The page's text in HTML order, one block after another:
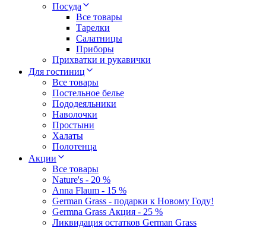
Посуда
Все товары
Тарелки
Салатницы
Приборы
Прихватки и рукавички
Для гостиниц
Все товары
Постельное белье
Пододеяльники
Наволочки
Простыни
Халаты
Полотенца
Акции
Все товары
Nature's - 20 %
Anna Flaum - 15 %
German Grass - подарки к Новому Году!
Germna Grass Акция - 25 %
Ликвидация остатков German Grass